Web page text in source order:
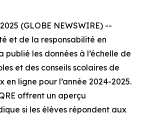
(GLOBE NEWSWIRE) --
et de la responsabilité en
publié les données à l’échelle de
et des conseils scolaires de
en ligne pour l’année 2024-2025.
offrent un aperçu
si les élèves répondent aux